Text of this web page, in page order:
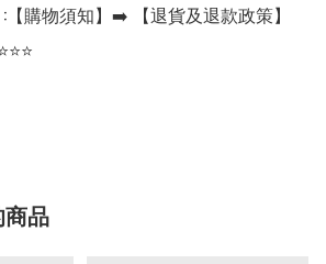
購物須知】➡️ 【退貨及退款政策】
品